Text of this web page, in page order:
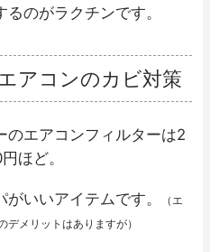
のがラクチンです。
アコンのカビ対策
のエアコンフィルターは2
ほど。
いいアイテムです。
（エ
メリットはありますが）